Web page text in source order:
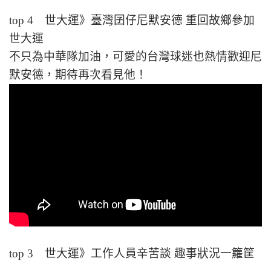
top 4 世大運》臺灣囝仔尼默安德 重回故鄉參加
世大運
不只為中華隊加油，可愛的台灣球迷也熱情歡迎尼
默安德，期待再次看見他！
top 3 世大運》工作人員辛苦談 趣事狀況一籮筐